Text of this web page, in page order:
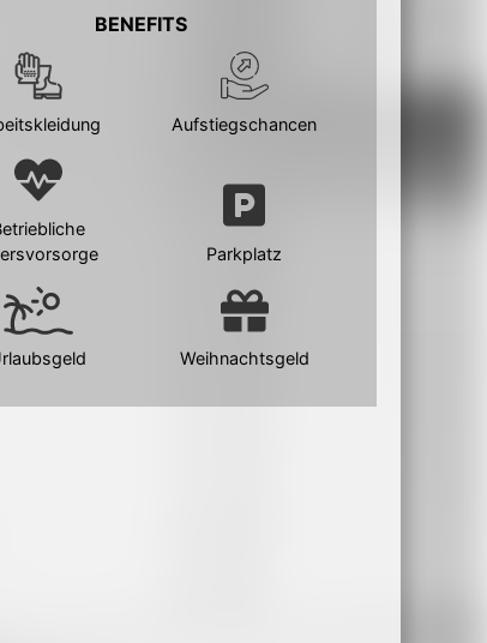
BENEFITS
Aufstiegschancen
Parkplatz
Weihnachtsgeld